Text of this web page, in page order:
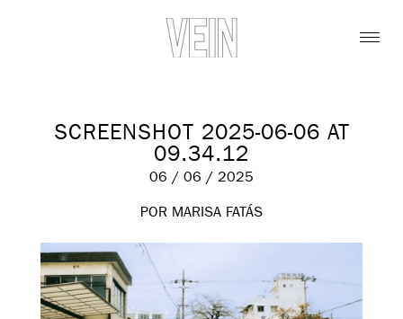
SCREENSHOT 2025-06-06 AT
09.34.12
06 / 06 / 2025
POR MARISA FATÁS